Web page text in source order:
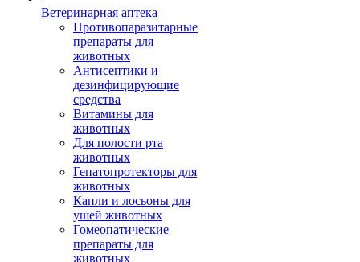
Ветеринарная аптека
Противопаразитарные
препараты для
животных
Антисептики и
дезинфицирующие
средства
Витамины для
животных
Для полости рта
животных
Гепатопротекторы для
животных
Капли и лосьоны для
ушей животных
Гомеопатические
препараты для
животных